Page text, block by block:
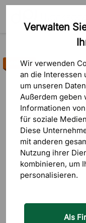
Verwalten
Wir verwenden
an die Interessen
um unseren
Außerdem geben
Informationen
für soziale
Diese
mit anderen
Nutzung ihrer
kombinieren, um
personalisieren.
Als
Bestseller